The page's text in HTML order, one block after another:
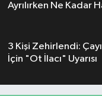
Ayrılırken Ne Kadar
3 Kişi Zehirlendi:
İçin "Ot İlacı" Uyarısı